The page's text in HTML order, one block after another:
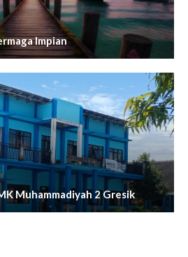
Impian
Muhammadiyah 2 Gresik